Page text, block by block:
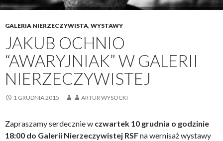
GALERIA NIERZECZYWISTA, WYSTAWY
JAKUB OCHNIO
“AWARYJNIAK” W GALERII
NIERZECZYWISTEJ
1 GRUDNIA 2015 ARTUR WYSOCKI
Zapraszamy serdecznie w czwartek 10 grudnia o godzinie
18:00 do Galerii Nierzeczywistej RSFna wernisaż wystawy